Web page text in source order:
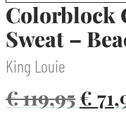
Colorblock
Sweat –
King Louie
€119,95€